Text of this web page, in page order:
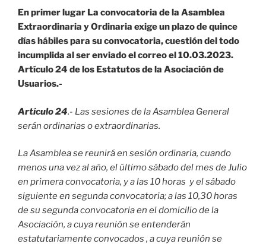
En primer lugar La convocatoria de la Asamblea
Extraordinaria y Ordinaria exige un plazo de quince
días hábiles para su convocatoria, cuestión del todo
incumplida al ser enviado el correo el 10.03.2023.
Artículo 24 de los Estatutos de la Asociación de
Usuarios.-
Artículo 24.- Las sesiones de la Asamblea General
serán ordinarias o extraordinarias.
La Asamblea se reunirá en sesión ordinaria, cuando
menos una vez al año, el último sábado del mes de Julio
en primera convocatoria, y a las 10 horas y el sábado
siguiente en segunda convocatoria; a las 10,30 horas
de su segunda convocatoria en el domicilio de la
Asociación, a cuya reunión se entenderán
estatutariamente convocados , a cuya reunión se